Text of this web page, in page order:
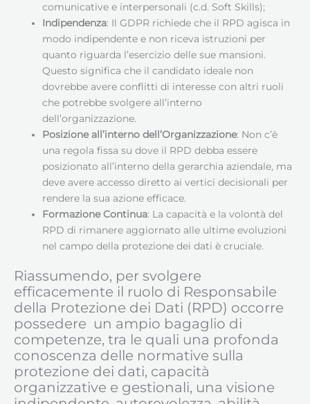
comunicative e interpersonali (c.d. Soft Skills);
Indipendenza: Il GDPR richiede che il RPD agisca in
modo indipendente e non riceva istruzioni per
quanto riguarda l’esercizio delle sue mansioni.
Questo significa che il candidato ideale non
dovrebbe avere conflitti di interesse con altri ruoli
che potrebbe svolgere all’interno
dell’organizzazione.
Posizione all’interno dell’Organizzazione: Non c’è
una regola fissa su dove il RPD debba essere
posizionato all’interno della gerarchia aziendale, ma
deve avere accesso diretto ai vertici decisionali per
rendere la sua azione efficace.
Formazione Continua: La capacità e la volontà del
RPD di rimanere aggiornato alle ultime evoluzioni
nel campo della protezione dei dati è cruciale.
Riassumendo, per svolgere
efficacemente il ruolo di Responsabile
della Protezione dei Dati (RPD) occorre
possedere un ampio bagaglio di
competenze, tra le quali una profonda
conoscenza delle normative sulla
protezione dei dati, capacità
organizzative e gestionali, una visione